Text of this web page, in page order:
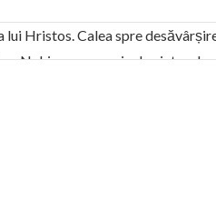
lui Hristos. Calea spre
Nukina are nevoie de ajutorul